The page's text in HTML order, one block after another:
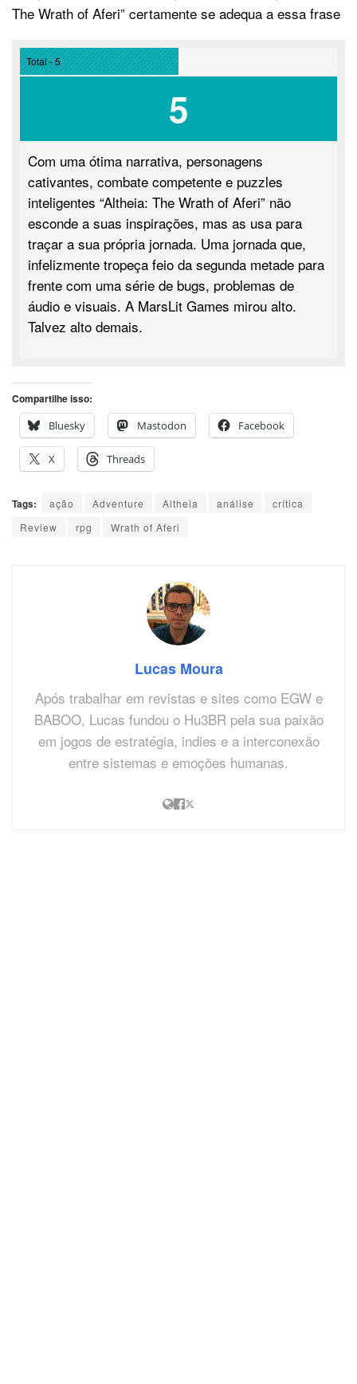
The Wrath of Aferi” certamente se adequa a essa frase
Total - 5
5
Com uma ótima narrativa, personagens
cativantes, combate competente e puzzles
inteligentes “Altheia: The Wrath of Aferi” não
esconde a suas inspirações, mas as usa para
traçar a sua própria jornada. Uma jornada que,
infelizmente tropeça feio da segunda metade para
frente com uma série de bugs, problemas de
áudio e visuais. A MarsLit Games mirou alto.
Talvez alto demais.
Compartilhe isso:
Bluesky
Mastodon Facebook
X Threads
Tags: ação Adventure Altheia análise
crítica
Review
rpg Wrath of Aferi
Lucas Moura
Após trabalhar em revistas e sites como EGW e
BABOO, Lucas fundou o Hu3BR pela sua paixão
em jogos de estratégia, indies e a interconexão
entre sistemas e emoções humanas.